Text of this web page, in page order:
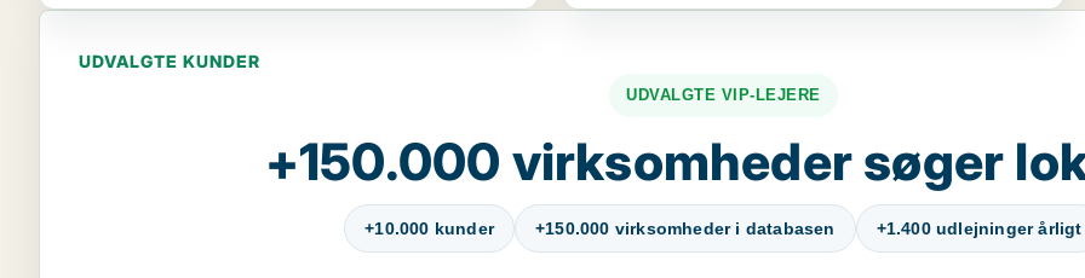
UDVALGTE KUNDER
UDVALGTE VIP-LEJERE
+150.000 virksomheder søger
+10.000 kunder +150.000 virksomheder i databasen +1.400 udlejninger årligt